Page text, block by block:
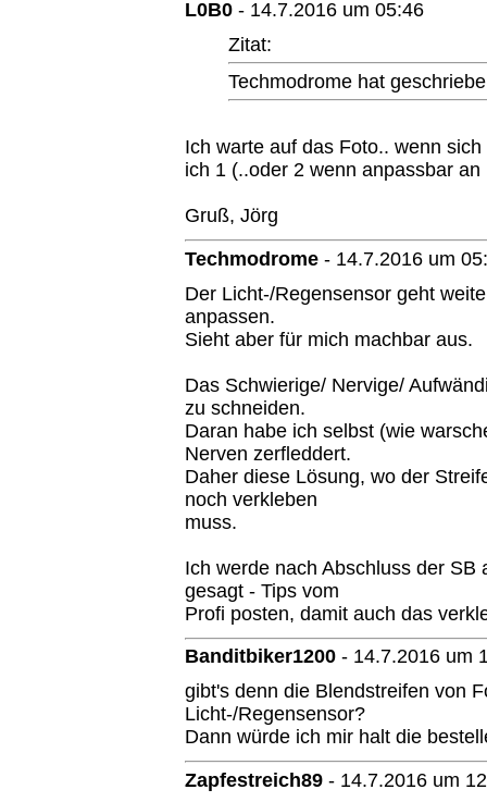
L0B0 - 14.7.2016 um 05:46
Zitat:
Techmodrome hat
Ich warte auf das Foto.. wenn
ich 1 (..oder 2 wenn anpassbar
Gruß, Jörg
Techmodrome - 14.7.2016 um
Der Licht-/Regensensor geht
anpassen.
Sieht aber für mich machbar aus.
Das Schwierige/ Nervige/
zu schneiden.
Daran habe ich selbst (wie
Nerven zerfleddert.
Daher diese Lösung, wo der
noch verkleben
muss.
Ich werde nach Abschluss der
gesagt - Tips vom
Profi posten, damit auch das
Banditbiker1200 - 14.7.2016 um
gibt's denn die Blendstreifen von
Licht-/Regensensor?
Dann würde ich mir halt die
Zapfestreich89 - 14.7.2016 um